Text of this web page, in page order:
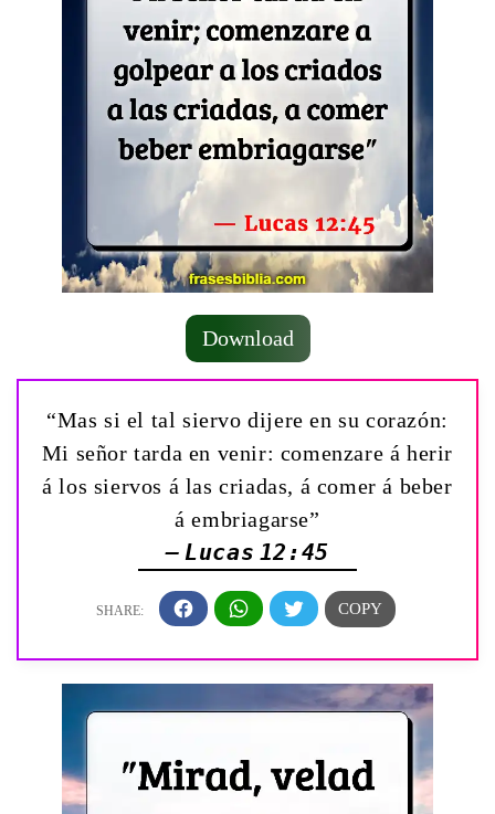
Download
“Mas si el tal siervo dijere en su corazón:
Mi señor tarda en venir: comenzare á herir
á los siervos á las criadas, á comer á beber
á embriagarse”
— Lucas 12:45